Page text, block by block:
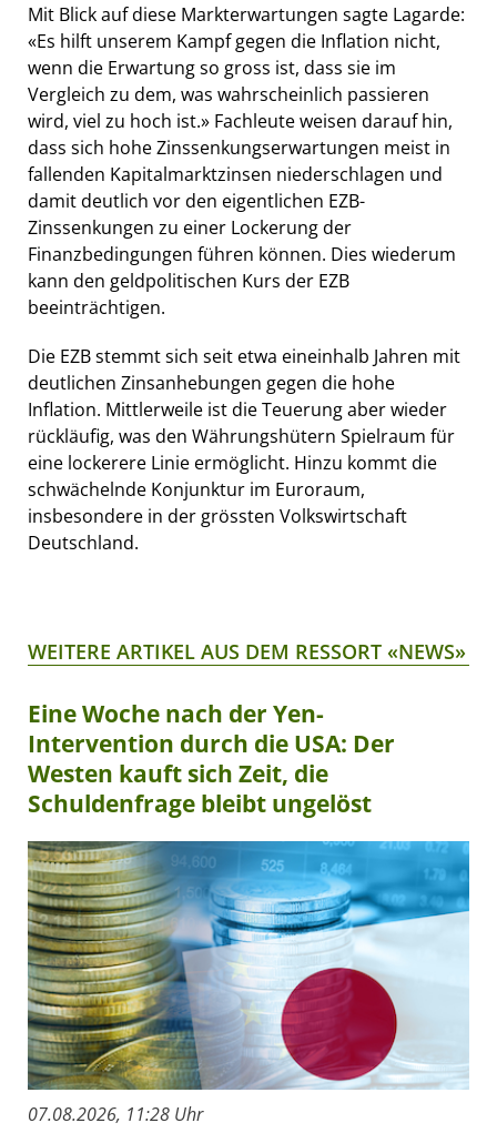
Mit Blick auf diese Markterwartungen sagte Lagarde:
«Es hilft unserem Kampf gegen die Inflation nicht,
wenn die Erwartung so gross ist, dass sie im
Vergleich zu dem, was wahrscheinlich passieren
wird, viel zu hoch ist.» Fachleute weisen darauf hin,
dass sich hohe Zinssenkungserwartungen meist in
fallenden Kapitalmarktzinsen niederschlagen und
damit deutlich vor den eigentlichen EZB-
Zinssenkungen zu einer Lockerung der
Finanzbedingungen führen können. Dies wiederum
kann den geldpolitischen Kurs der EZB
beeinträchtigen.
Die EZB stemmt sich seit etwa eineinhalb Jahren mit
deutlichen Zinsanhebungen gegen die hohe
Inflation. Mittlerweile ist die Teuerung aber wieder
rückläufig, was den Währungshütern Spielraum für
eine lockerere Linie ermöglicht. Hinzu kommt die
schwächelnde Konjunktur im Euroraum,
insbesondere in der grössten Volkswirtschaft
Deutschland.
WEITERE ARTIKEL AUS DEM RESSORT «NEWS»
Eine Woche nach der Yen-
Intervention durch die USA: Der
Westen kauft sich Zeit, die
Schuldenfrage bleibt ungelöst
07.08.2026, 11:28 Uhr